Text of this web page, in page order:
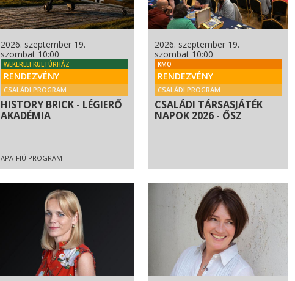
2026. szeptember 19.
szombat 10:00
WEKERLEI KULTÚRHÁZ
RENDEZVÉNY
CSALÁDI PROGRAM
HISTORY BRICK - LÉGIERŐ
AKADÉMIA
APA-FIÚ PROGRAM
2026. szeptember 19.
szombat 10:00
KMO
RENDEZVÉNY
CSALÁDI PROGRAM
CSALÁDI TÁRSASJÁTÉK
NAPOK 2026 - ŐSZ